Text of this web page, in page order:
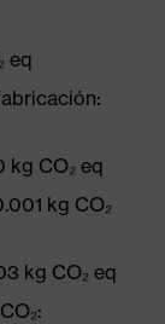
eq
kg CO₂ eq
kg CO₂
kg CO₂ eq